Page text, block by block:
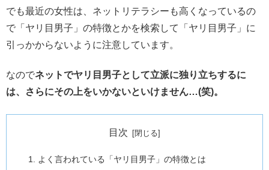
でも最近の女性は、ネットリテラシーも高くなっているの
で「ヤリ目男子」の特徴とかを検索して「ヤリ目男子」に
引っかからないように注意しています。
なのでネットでヤリ目男子として立派に独り立ちするに
は、さらにその上をいかないといけません…(笑)。
目次
よく言われている「ヤリ目男子」の特徴とは